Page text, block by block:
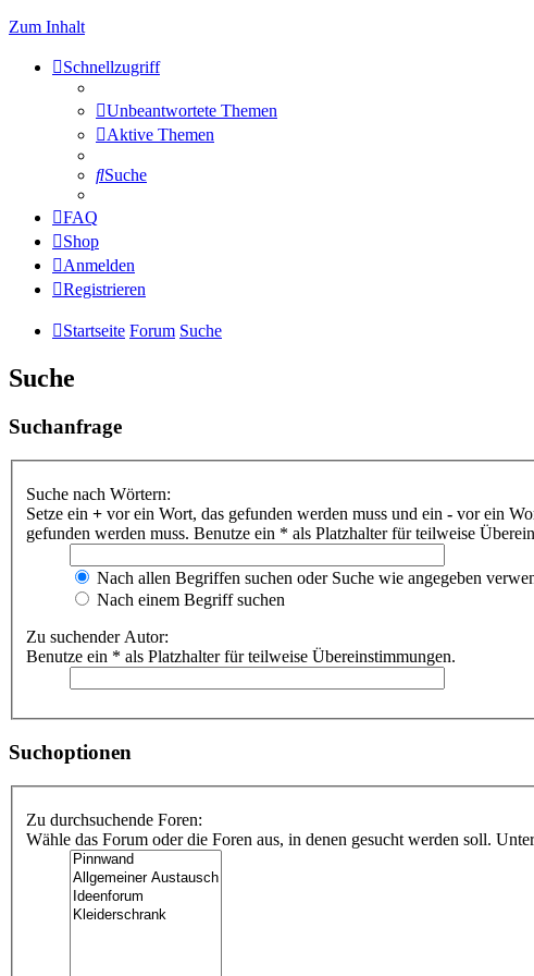
Zum Inhalt
Schnellzugriff
Unbeantwortete Themen
Aktive Themen
Suche
FAQ
Shop
Anmelden
Registrieren
Startseite Forum Suche
Suche
Suchanfrage
Suche nach Wörtern:
Setze ein + vor ein Wort, das gefunden werden muss und ein - vor ein
gefunden werden muss. Benutze ein * als Platzhalter für teilweise
Nach allen Begriffen suchen oder Suche wie angegeben
Nach einem Begriff suchen
Zu suchender Autor:
Benutze ein * als Platzhalter für teilweise Übereinstimmungen.
Suchoptionen
Zu durchsuchende Foren:
Wähle das Forum oder die Foren aus, in denen gesucht werden soll.